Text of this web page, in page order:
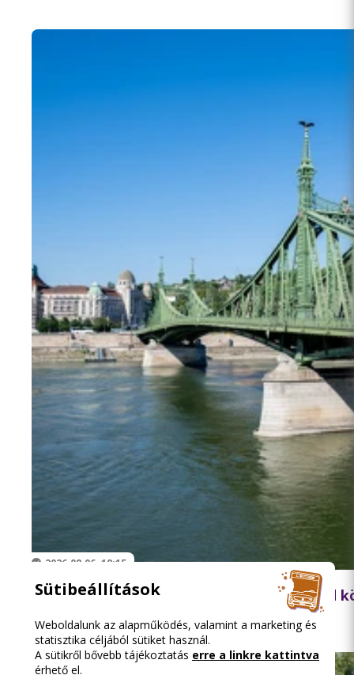
2026.08.06. 18:15
Lezárják péntek hajnalban a Szabadság híd
Sütibeállítások
Weboldalunk az alapműködés, valamint a marketing és
statisztika céljából sütiket használ.
A sütikről bővebb tájékoztatás erre a linkre kattintva
érhető el.